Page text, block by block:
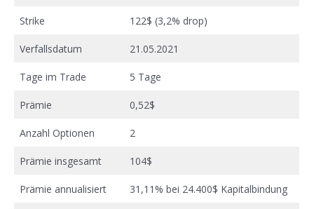
Strike 122$ (3,2% drop)
Verfallsdatum 21.05.2021
Tage im Trade 5 Tage
Prämie 0,52$
Anzahl Optionen 2
Prämie insgesamt 104$
Prämie annualisiert 31,11% bei 24.400$ Kapitalbindung